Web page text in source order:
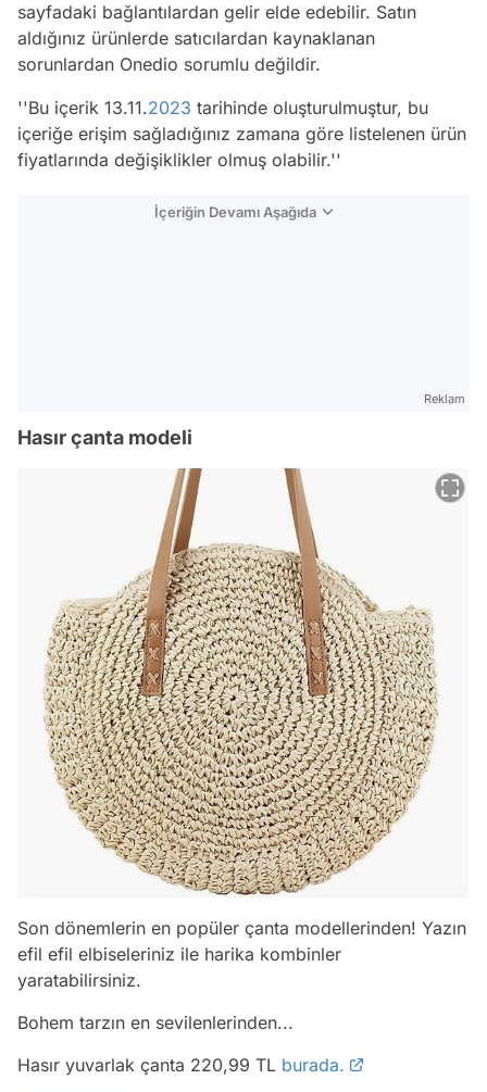
sayfadaki bağlantılardan gelir elde edebilir. Satın
aldığınız ürünlerde satıcılardan kaynaklanan
sorunlardan Onedio sorumlu değildir.
''Bu içerik 13.11.2023 tarihinde oluşturulmuştur, bu
içeriğe erişim sağladığınız zamana göre listelenen ürün
fiyatlarında değişiklikler olmuş olabilir.''
İçeriğin Devamı Aşağıda
Reklam
Hasır çanta modeli
Son dönemlerin en popüler çanta modellerinden! Yazın
efil efil elbiseleriniz ile harika kombinler
yaratabilirsiniz.
Bohem tarzın en sevilenlerinden...
Hasır yuvarlak çanta 220,99 TL burada.